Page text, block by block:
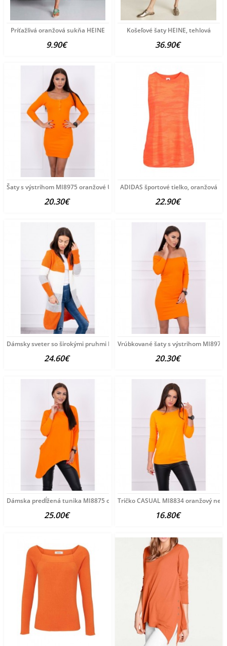
Príťažlivá oranžová sukňa HEINE
9.90€
Košeľové šaty HEINE, tehlová
36.90€
Šaty s výstrihom MI8975 oranžové Univerzálna Oranžová
20.30€
ADIDAS športové tielko, oranžová
22.90€
Dámsky sveter so širokými pruhmi MI2019-12 oranžový
24.60€
Vrúbkované šaty s výstrihom
20.30€
Dámska predĺžená tunika MI8875 oranžová Univerzálna
25.00€
Tričko CASUAL MI8834 oranžový
16.80€